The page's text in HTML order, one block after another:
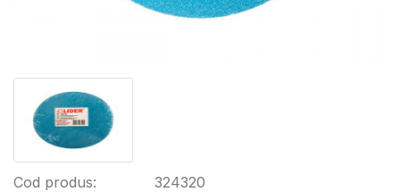
Cod produs:
324320